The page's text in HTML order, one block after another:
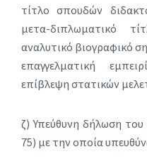
τίτλο σπουδών
μετα-διπλωματικό
αναλυτικό βιογραφικό
επαγγελματική
επίβλεψη στατικών
ζ) Υπεύθυνη δήλωση του
75) με την οποία